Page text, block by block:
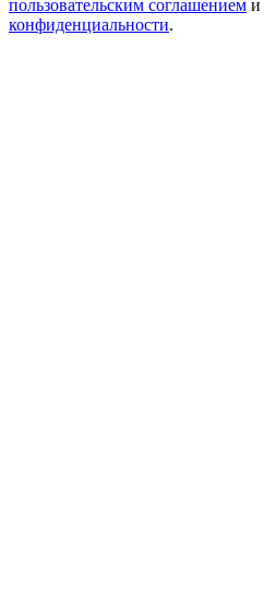
пользовательским соглашением и
конфиденциальности.